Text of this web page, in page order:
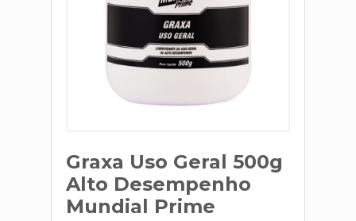
Graxa Uso Geral 500g
Alto Desempenho
Mundial Prime